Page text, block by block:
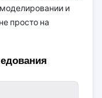
и
просто на